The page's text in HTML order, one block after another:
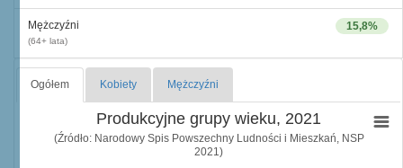
15,8%
Mężczyźni
(64+ lata)
Ogółem Kobiety Mężczyźni
Produkcyjne grupy wieku, 2021
(Źródło: Narodowy Spis Powszechny Ludności i Mieszkań, NSP
2021)